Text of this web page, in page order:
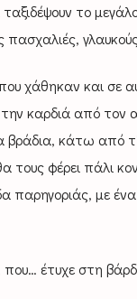
το
χάθηκαν και σε
καρδιά από τον
βράδια, κάτω από
τους φέρει πάλι
παρηγοριάς, με
έτυχε στη